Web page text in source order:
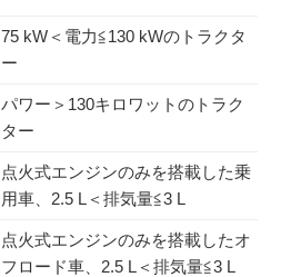
75 kW＜電力≦130 kWのトラクタ
ー
パワー＞130キロワットのトラク
ター
点火式エンジンのみを搭載した乗
用車、2.5 L＜排気量≦3 L
点火式エンジンのみを搭載したオ
フロード車、2.5 L＜排気量≦3 L